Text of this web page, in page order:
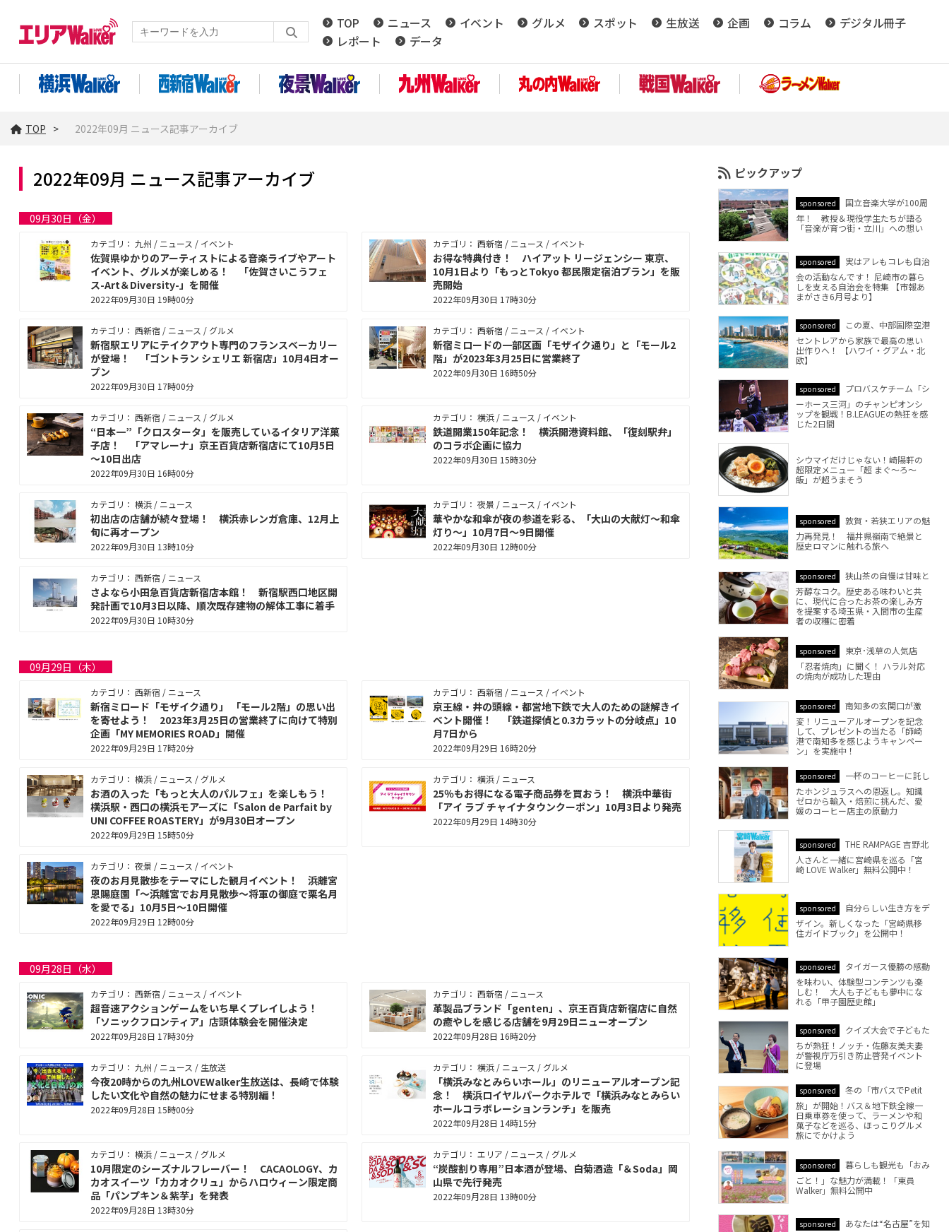
TOP ニュース イベント グルメ スポット 生放送 企画 コラム
デジタル冊子
レポート
データ
TOP 2022年09月 ニュース記事アーカイブ
2022年09月 ニュース記事アーカイブ
09月30日（金）
カテゴリ： 九州 / ニュース / イベント
佐賀県ゆかりのアーティストによる音楽ライブやアート
イベント、グルメが楽しめる！ 「佐賀さいこうフェ
ス-Art＆Diversity-」を開催
2022年09月30日 19時00分
カテゴリ： 西新宿 / ニュース / イベント
お得な特典付き！ ハイアット リージェンシー 東京、
10月1日より「もっとTokyo 都民限定宿泊プラン」を販
売開始
2022年09月30日 17時30分
カテゴリ： 西新宿 / ニュース / グルメ
新宿駅エリアにテイクアウト専門のフランスベーカリー
が登場！ 「ゴントラン シェリエ 新宿店」10月4日オー
プン
2022年09月30日 17時00分
カテゴリ： 西新宿 / ニュース / イベント
新宿ミロードの一部区画「モザイク通り」と「モール2
階」が2023年3月25日に営業終了
2022年09月30日 16時50分
カテゴリ： 西新宿 / ニュース / グルメ
“日本一”「クロスタータ」を販売しているイタリア洋菓
子店！ 「アマレーナ」京王百貨店新宿店にて10月5日
～10日出店
2022年09月30日 16時00分
カテゴリ： 横浜 / ニュース / イベント
鉄道開業150年記念！ 横浜開港資料館、「復刻駅弁」
のコラボ企画に協力
2022年09月30日 15時30分
カテゴリ： 横浜 / ニュース
初出店の店舗が続々登場！ 横浜赤レンガ倉庫、12月上
旬に再オープン
2022年09月30日 13時10分
カテゴリ： 夜景 / ニュース / イベント
華やかな和傘が夜の参道を彩る、「大山の大献灯〜和傘
灯り〜」10月7日〜9日開催
2022年09月30日 12時00分
カテゴリ： 西新宿 / ニュース
さよなら小田急百貨店新宿店本館！ 新宿駅西口地区開
発計画で10月3日以降、順次既存建物の解体工事に着手
2022年09月30日 10時30分
09月29日（木）
カテゴリ： 西新宿 / ニュース
新宿ミロード「モザイク通り」 「モール2階」の思い出
を寄せよう！ 2023年3月25日の営業終了に向けて特別
企画「MY MEMORIES ROAD」開催
2022年09月29日 17時20分
カテゴリ： 西新宿 / ニュース / イベント
京王線・井の頭線・都営地下鉄で大人のための謎解きイ
ベント開催！ 「鉄道探偵と0.3カラットの分岐点」10
月7日から
2022年09月29日 16時20分
カテゴリ： 横浜 / ニュース / グルメ
お酒の入った「もっと大人のパルフェ」を楽しもう！
横浜駅・西口の横浜モアーズに「Salon de Parfait by
UNI COFFEE ROASTERY」が9月30日オープン
2022年09月29日 15時50分
カテゴリ： 横浜 / ニュース
25％もお得になる電子商品券を買おう！ 横浜中華街
「アイ ラブ チャイナタウンクーポン」10月3日より発売
2022年09月29日 14時30分
カテゴリ： 夜景 / ニュース / イベント
夜のお月見散歩をテーマにした観月イベント！ 浜離宮
恩賜庭園「～浜離宮でお月見散歩～将軍の御庭で栗名月
を愛でる」10月5日〜10日開催
2022年09月29日 12時00分
09月28日（水）
カテゴリ： 西新宿 / ニュース / イベント
超音速アクションゲームをいち早くプレイしよう！
「ソニックフロンティア」店頭体験会を開催決定
2022年09月28日 17時30分
カテゴリ： 西新宿 / ニュース
革製品ブランド「genten」、京王百貨店新宿店に自然
の癒やしを感じる店舗を9⽉29⽇ニューオープン
2022年09月28日 16時20分
カテゴリ： 九州 / ニュース / 生放送
今夜20時からの九州LOVEWalker生放送は、長崎で体験
したい文化や自然の魅力にせまる特別編！
2022年09月28日 15時00分
カテゴリ： 横浜 / ニュース / グルメ
「横浜みなとみらいホール」のリニューアルオープン記
念！ 横浜ロイヤルパークホテルで「横浜みなとみらい
ホールコラボレーションランチ」を販売
2022年09月28日 14時15分
カテゴリ： 横浜 / ニュース / グルメ
10月限定のシーズナルフレーバー！ CACAOLOGY、カ
カオスイーツ「カカオクリュ」からハロウィーン限定商
品「パンプキン＆紫芋」を発表
2022年09月28日 13時30分
カテゴリ： エリア / ニュース / グルメ
“炭酸割り専用”日本酒が登場、白菊酒造「＆Soda」岡
山県で先行発売
2022年09月28日 13時00分
ピックアップ
sponsored
国立音楽大学が100周
年！ 教授＆現役学生たちが語る
「音楽が育つ街・立川」への想い
sponsored
実はアレもコレも自治
会の活動なんです！ 尼崎市の暮ら
しを支える自治会を特集 【市報あ
まがさき6月号より】
sponsored
この夏、中部国際空港
セントレアから家族で最高の思い
出作りへ！ 【ハワイ・グアム・北
欧】
sponsored
プロバスケチーム「シ
ーホース三河」のチャンピオンシ
ップを観戦！B.LEAGUEの熱狂を感
じた2日間
シウマイだけじゃない！崎陽軒の
超限定メニュー「超 まぐ～ろ～
飯」が超うまそう
sponsored
敦賀・若狭エリアの魅
力再発見！ 福井県嶺南で絶景と
歴史ロマンに触れる旅へ
sponsored
狭山茶の自慢は甘味と
芳醇なコク。歴史ある味わいと共
に、現代に合ったお茶の楽しみ方
を提案する埼玉県・入間市の生産
者の収穫に密着
sponsored
東京･浅草の人気店
「忍者焼肉」に聞く！ ハラル対応
の焼肉が成功した理由
sponsored
南知多の玄関口が激
変！リニューアルオープンを記念
して、プレゼントの当たる「師崎
港で南知多を感じようキャンペー
ン」を実施中！
sponsored
一杯のコーヒーに託し
たホンジュラスへの恩返し。知識
ゼロから輸入・焙煎に挑んだ、愛
媛のコーヒー店主の原動力
sponsored
THE RAMPAGE 吉野北
人さんと一緒に宮崎県を巡る「宮
崎 LOVE Walker」無料公開中！
sponsored
自分らしい生き方をデ
ザイン。新しくなった「宮崎県移
住ガイドブック」を公開中！
sponsored
タイガース優勝の感動
を味わい、体験型コンテンツも楽
しむ！ 大人も子どもも夢中にな
れる「甲子園歴史館」
sponsored
クイズ大会で子どもた
ちが熱狂！ノッチ・佐藤友美夫妻
が警視庁万引き防止啓発イベント
に登場
sponsored
冬の「市バスでPetit
旅」が開始！バス＆地下鉄全線一
日乗車券を使って、ラーメンや和
菓子などを巡る、ほっこりグルメ
旅にでかけよう
sponsored
暮らしも観光も「おみ
ごと！」な魅力が満載！「東員
Walker」無料公開中
sponsored
あなたは“名古屋”を知